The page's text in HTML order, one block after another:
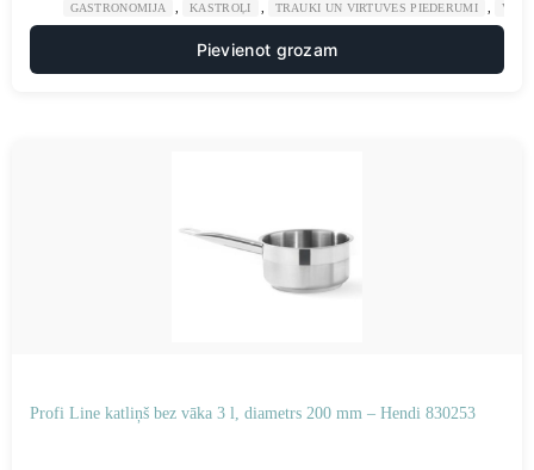
GASTRONOMIJA KASTROĻI TRAUKI UN VIRTUVES PIEDERUMI
Pievienot grozam
Profi Line katliņš bez vāka 3 l, diametrs 200 mm – Hendi 830253